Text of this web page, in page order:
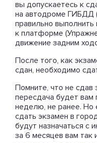
вы допускаетесь к
на автодроме ГИБДД
правильно
к платформе
движение задним
После того, как
сдан, необходимо
Помните, что не сдав
пересдача будет вам
неделю, не ранее. Но
сдать экзамен в
будут назначаться с
за 6 месяцев вам так